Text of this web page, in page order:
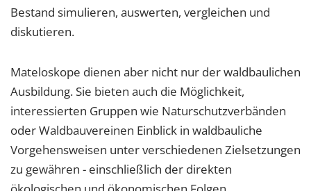
Bestand simulieren, auswerten, vergleichen und
diskutieren.
Mateloskope dienen aber nicht nur der waldbaulichen
Ausbildung. Sie bieten auch die Möglichkeit,
interessierten Gruppen wie Naturschutzverbänden
oder Waldbauvereinen Einblick in waldbauliche
Vorgehensweisen unter verschiedenen Zielsetzungen
zu gewähren - einschließlich der direkten